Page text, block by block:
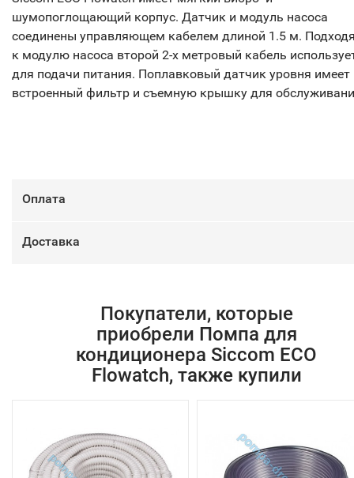
шумопоглощающий корпус. Датчик и модуль насоса
соединены управляющем кабелем длиной 1.5 м.
к модулю насоса второй 2-х метровый кабель
для подачи питания. Поплавковый датчик уровня имеет
встроенный фильтр и съемную крышку для
Оплата
Доставка
Покупатели, которые
приобрели Помпа для
кондиционера Siccom ECO
Flowatch, также купили